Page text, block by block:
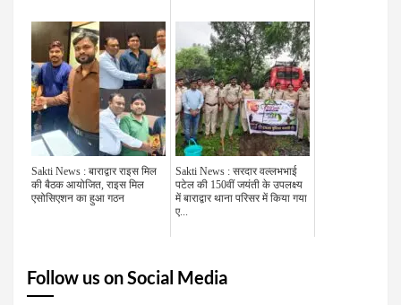
Sakti News : बाराद्वार राइस मिल
की बैठक आयोजित, राइस मिल
एसोसिएशन का हुआ गठन
Sakti News : सरदार वल्लभभाई
पटेल की 150वीं जयंती के उपलक्ष्य
में बाराद्वार थाना परिसर में किया गया
ए...
Follow us on Social Media